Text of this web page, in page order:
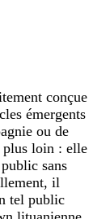
conçue
émergents
ou de
plus loin : elle
sans
il
tel public